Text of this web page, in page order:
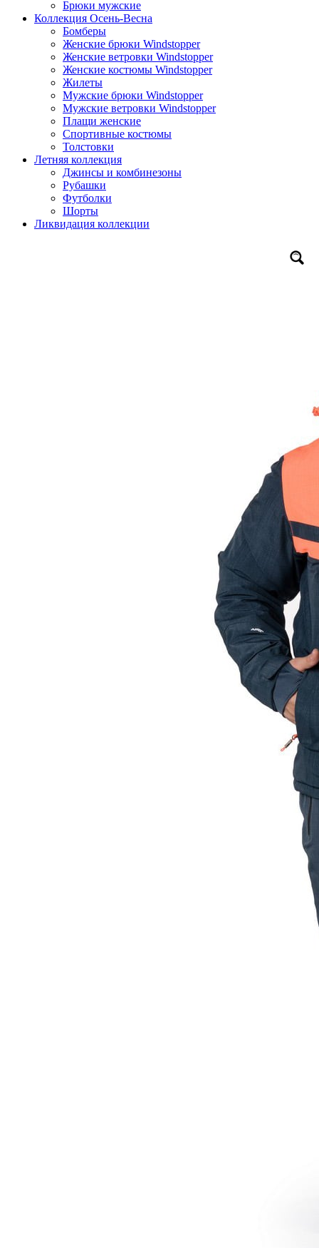
Брюки мужские
Коллекция Осень-Весна
Бомберы
Женские брюки Windstopper
Женские ветровки Windstopper
Женские костюмы Windstopper
Жилеты
Мужские брюки Windstopper
Мужские ветровки Windstopper
Плащи женские
Спортивные костюмы
Толстовки
Летняя коллекция
Джинсы и комбинезоны
Рубашки
Футболки
Шорты
Ликвидация коллекции